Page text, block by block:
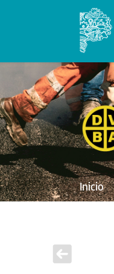
Inicio